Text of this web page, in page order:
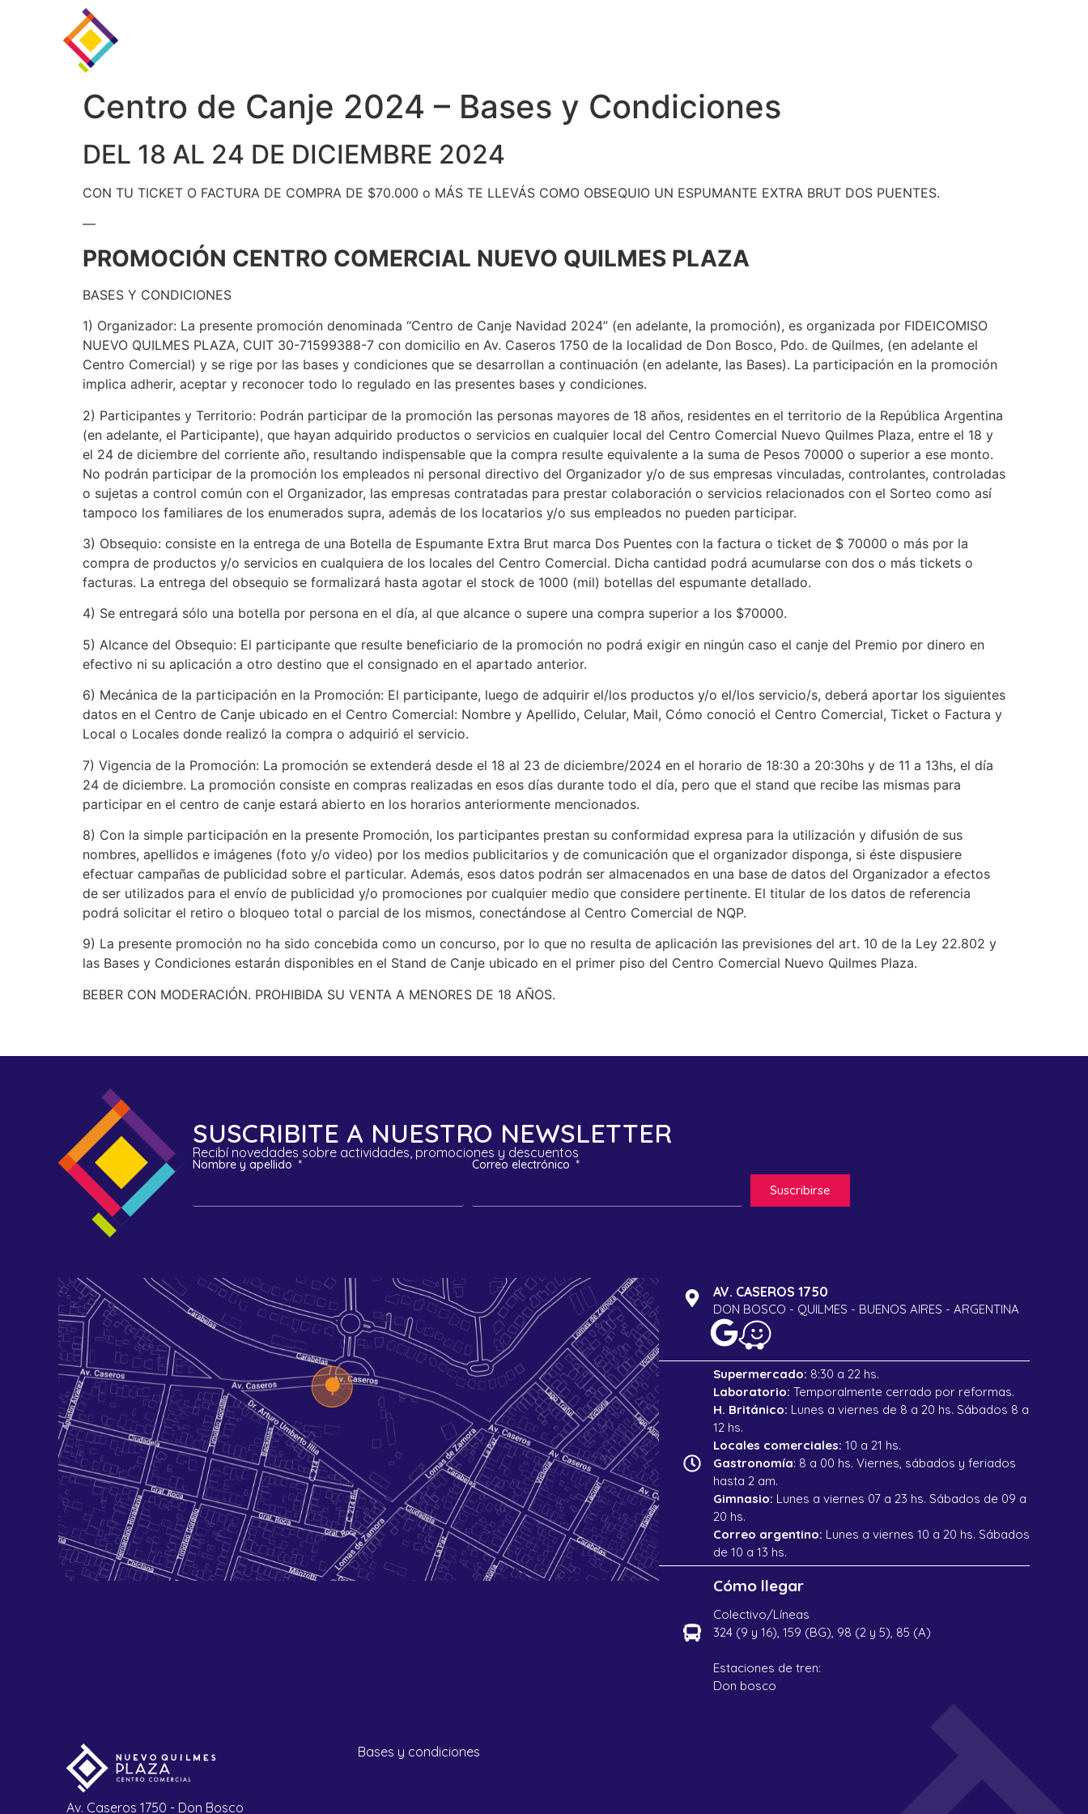
Centro de Canje 2024 – Bases y Condiciones
DEL 18 AL 24 DE DICIEMBRE 2024
CON TU TICKET O FACTURA DE COMPRA DE $70.000 o MÁS TE LLEVÁS COMO OBSEQUIO UN ESPUMANTE EXTRA BRUT DOS PUENTES.
—
PROMOCIÓN CENTRO COMERCIAL NUEVO QUILMES PLAZA
BASES Y CONDICIONES
1) Organizador: La presente promoción denominada “Centro de Canje Navidad 2024” (en adelante, la promoción), es organizada por FIDEICOMISO
NUEVO QUILMES PLAZA, CUIT 30-71599388-7 con domicilio en Av. Caseros 1750 de la localidad de Don Bosco, Pdo. de Quilmes, (en adelante el
Centro Comercial) y se rige por las bases y condiciones que se desarrollan a continuación (en adelante, las Bases). La participación en la promoción
implica adherir, aceptar y reconocer todo lo regulado en las presentes bases y condiciones.
2) Participantes y Territorio: Podrán participar de la promoción las personas mayores de 18 años, residentes en el territorio de la República Argentina
(en adelante, el Participante), que hayan adquirido productos o servicios en cualquier local del Centro Comercial Nuevo Quilmes Plaza, entre el 18 y
el 24 de diciembre del corriente año, resultando indispensable que la compra resulte equivalente a la suma de Pesos 70000 o superior a ese monto.
No podrán participar de la promoción los empleados ni personal directivo del Organizador y/o de sus empresas vinculadas, controlantes, controladas
o sujetas a control común con el Organizador, las empresas contratadas para prestar colaboración o servicios relacionados con el Sorteo como así
tampoco los familiares de los enumerados supra, además de los locatarios y/o sus empleados no pueden participar.
3) Obsequio: consiste en la entrega de una Botella de Espumante Extra Brut marca Dos Puentes con la factura o ticket de $ 70000 o más por la
compra de productos y/o servicios en cualquiera de los locales del Centro Comercial. Dicha cantidad podrá acumularse con dos o más tickets o
facturas. La entrega del obsequio se formalizará hasta agotar el stock de 1000 (mil) botellas del espumante detallado.
4) Se entregará sólo una botella por persona en el día, al que alcance o supere una compra superior a los $70000.
5) Alcance del Obsequio: El participante que resulte beneficiario de la promoción no podrá exigir en ningún caso el canje del Premio por dinero en
efectivo ni su aplicación a otro destino que el consignado en el apartado anterior.
6) Mecánica de la participación en la Promoción: El participante, luego de adquirir el/los productos y/o el/los servicio/s, deberá aportar los siguientes
datos en el Centro de Canje ubicado en el Centro Comercial: Nombre y Apellido, Celular, Mail, Cómo conoció el Centro Comercial, Ticket o Factura y
Local o Locales donde realizó la compra o adquirió el servicio.
7) Vigencia de la Promoción: La promoción se extenderá desde el 18 al 23 de diciembre/2024 en el horario de 18:30 a 20:30hs y de 11 a 13hs, el día
24 de diciembre. La promoción consiste en compras realizadas en esos días durante todo el día, pero que el stand que recibe las mismas para
participar en el centro de canje estará abierto en los horarios anteriormente mencionados.
8) Con la simple participación en la presente Promoción, los participantes prestan su conformidad expresa para la utilización y difusión de sus
nombres, apellidos e imágenes (foto y/o video) por los medios publicitarios y de comunicación que el organizador disponga, si éste dispusiere
efectuar campañas de publicidad sobre el particular. Además, esos datos podrán ser almacenados en una base de datos del Organizador a efectos
de ser utilizados para el envío de publicidad y/o promociones por cualquier medio que considere pertinente. El titular de los datos de referencia
podrá solicitar el retiro o bloqueo total o parcial de los mismos, conectándose al Centro Comercial de NQP.
9) La presente promoción no ha sido concebida como un concurso, por lo que no resulta de aplicación las previsiones del art. 10 de la Ley 22.802 y
las Bases y Condiciones estarán disponibles en el Stand de Canje ubicado en el primer piso del Centro Comercial Nuevo Quilmes Plaza.
BEBER CON MODERACIÓN. PROHIBIDA SU VENTA A MENORES DE 18 AÑOS.
SUSCRIBITE A NUESTRO NEWSLETTER
Recibí novedades sobre actividades, promociones y descuentos
Nombre y apellido Correo electrónico
Suscribirse
AV. CASEROS 1750
DON BOSCO - QUILMES - BUENOS AIRES - ARGENTINA
Supermercado: 8:30 a 22 hs.
Laboratorio: Temporalmente cerrado por reformas.
H. Británico: Lunes a viernes de 8 a 20 hs. Sábados 8 a
12 hs.
Locales comerciales: 10 a 21 hs.
Gastronomía: 8 a 00 hs. Viernes, sábados y feriados
hasta 2 am.
Gimnasio: Lunes a viernes 07 a 23 hs. Sábados de 09 a
20 hs.
Correo argentino: Lunes a viernes 10 a 20 hs. Sábados
de 10 a 13 hs.
Cómo llegar
Colectivo/Líneas
324 (9 y 16), 159 (BG), 98 (2 y 5), 85 (A)
Estaciones de tren:
Don bosco
Av. Caseros 1750 - Don Bosco
Bases y condiciones